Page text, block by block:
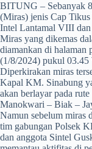
BITUNG – Sebanyak
(Miras) jenis Cap
Intel Lantamal VIII
Miras yang dikemas
diamankan di halaman
(1/8/2024) pukul 03.45
Diperkirakan miras
Kapal KM. Sinabung
akan berlayar pada
Manokwari – Biak –
Namun sebelum miras
tim gabungan Polsek
dan anggota Sintel